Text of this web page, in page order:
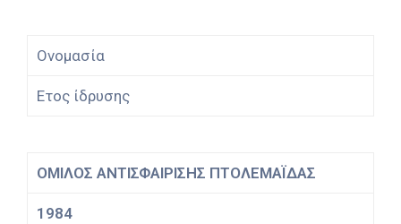
Ονομασία
Ετος ίδρυσης
ΟΜΙΛΟΣ ΑΝΤΙΣΦΑΙΡΙΣΗΣ ΠΤΟΛΕΜΑΪΔΑΣ
1984